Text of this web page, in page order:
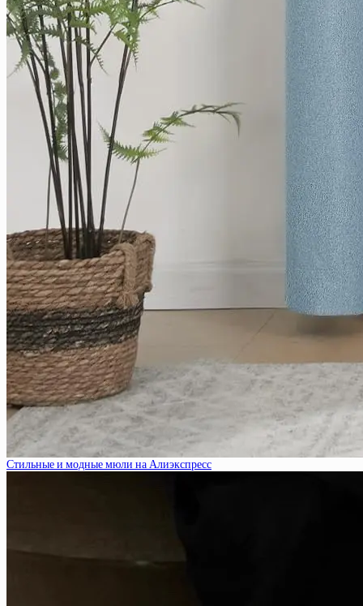
Стильные и модные мюли на Алиэкспресс